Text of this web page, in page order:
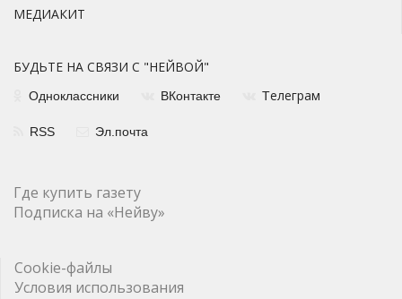
МЕДИАКИТ
БУДЬТЕ НА СВЯЗИ С "НЕЙВОЙ"
Одноклассники ВКонтакте Телеграм
RSS Эл.почта
Где купить газету
Подписка на «Нейву»
Cookie-файлы
Условия использования